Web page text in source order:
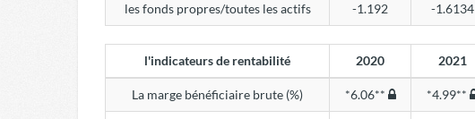
les fonds propres/toutes les actifs -1.192 -1.6134
l'indicateurs de rentabilité 2020 2021
La marge bénéficiaire brute (%) *6.06** *4.99**